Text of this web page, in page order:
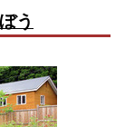
う